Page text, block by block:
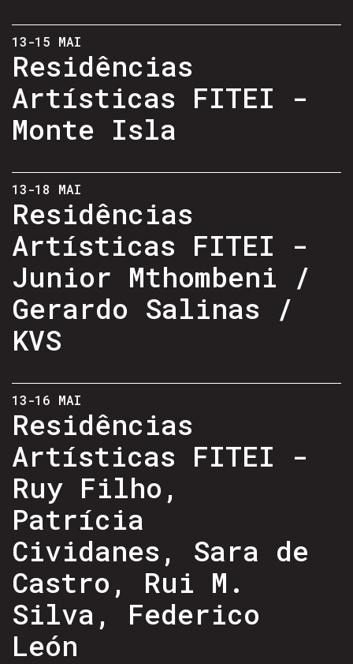
13-15 MAI
Residências
Artísticas FITEI -
Monte Isla
13-18 MAI
Residências
Artísticas FITEI -
Junior Mthombeni /
Gerardo Salinas /
KVS
13-16 MAI
Residências
Artísticas FITEI -
Ruy Filho,
Patrícia
Cividanes, Sara de
Castro, Rui M.
Silva, Federico
León